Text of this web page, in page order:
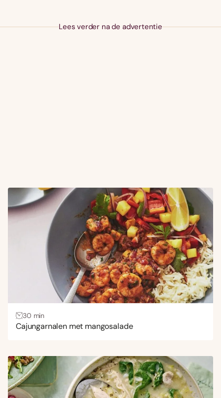
Lees verder na de advertentie
30 min
Cajungarnalen met mangosalade